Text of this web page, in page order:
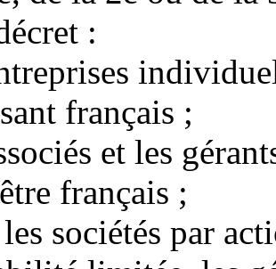
:
français ;
et les
français ;
sociétés par